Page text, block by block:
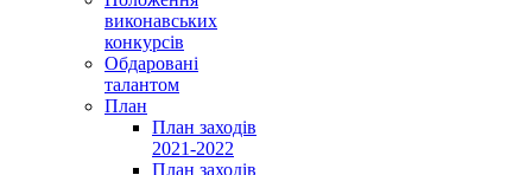
виконавських
конкурсів
Обдаровані
талантом
План
План заходів
2021-2022
План заходів